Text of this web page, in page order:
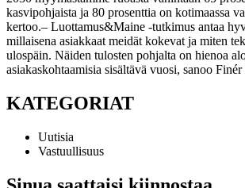
kasvipohjaista ja 80 prosenttia on kotimaassa
kertoo.– Luottamus&Maine -tutkimus antaa
millaisena asiakkaat meidät kokevat ja miten
ulospäin. Näiden tulosten pohjalta on hienoa
asiakaskohtaamisia sisältävä vuosi, sanoo
KATEGORIAT
Uutisia
Vastuullisuus